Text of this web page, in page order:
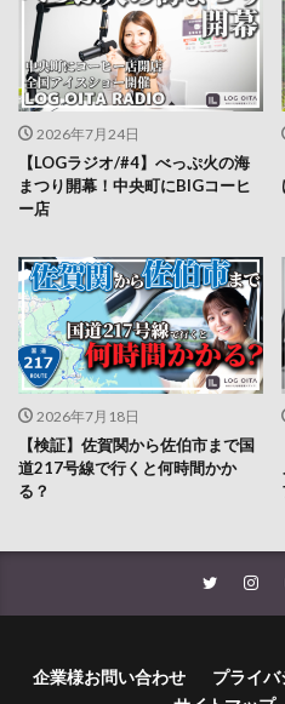
2026年7月24日
【LOGラジオ/#4】べっぷ火の海
まつり開幕！中央町にBIGコーヒ
ー店
2026年7月18日
【検証】佐賀関から佐伯市まで国
道217号線で行くと何時間かか
る？
企業様お問い合わせ プライ